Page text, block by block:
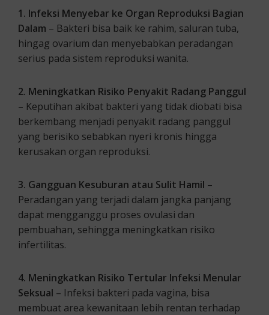
1. Infeksi Menyebar ke Organ Reproduksi Bagian
Dalam – Bakteri bisa baik ke rahim, saluran tuba,
hingag ovarium dan menyebabkan peradangan
serius pada sistem reproduksi wanita.
2. Meningkatkan Risiko Penyakit Radang Panggul
– Keputihan akibat bakteri yang tidak diobati bisa
berkembang menjadi penyakit radang panggul
yang berisiko sebabkan nyeri kronis hingga
kerusakan organ reproduksi.
3. Gangguan Kesuburan atau Sulit Hamil –
Peradangan yang terjadi dalam jangka panjang
dapat mengganggu proses ovulasi dan
pembuahan, sehingga meningkatkan risiko
infertilitas.
4. Meningkatkan Risiko Tertular Infeksi Menular
Seksual – Infeksi bakteri pada vagina, bisa
membuat area kewanitaan lebih rentan terhadap